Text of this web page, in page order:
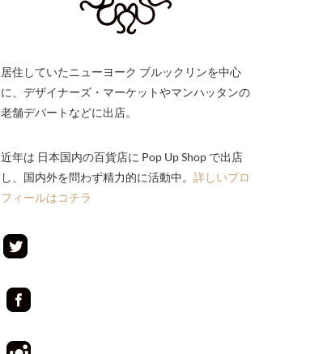
居住していたニューヨーク ブルックリンを中心
に、デザイナーズ・マーケットやマンハッタンの
老舗デパートなどに出店。
近年は 日本国内の百貨店に Pop Up Shop で出店
し、国内外を問わず精力的に活動中。 詳しいプロ
フィールはコチラ